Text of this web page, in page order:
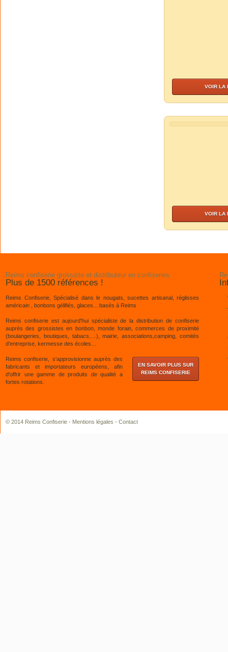
VOIR LA
VOIR LA
Reims confiserie grossiste et distributeur en confiseries.
Plus de 1500 références !
Reims Confiserie, Spécialisé dans le nougats, sucettes artisanal, réglisses
américain , bonbons gélifiés, glaces... basés à Reims
Reims confiserie est aujourd'hui spécialiste de la distribution de confiserie
auprès des grossistes en bonbon, monde forain, commerces de proximité
(boulangeries, boutiques, tabacs,…), mairie, associations,camping, comités
d'entreprise, kermesse des écoles…
Reims confiserie, s'approvisionne auprès des
fabricants et importateurs européens, afin
d'offrir une gamme de produits de qualité a
fortes rotations.
EN SAVOIR PLUS SUR
REIMS CONFISERIE
© 2014 Reims Confiserie - Mentions légales - Contact